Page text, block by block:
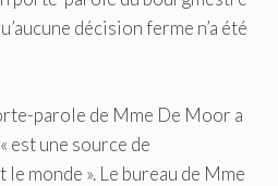
décision ferme n’a été
parole de Mme De Moor a
est une source de
monde ». Le bureau de Mme